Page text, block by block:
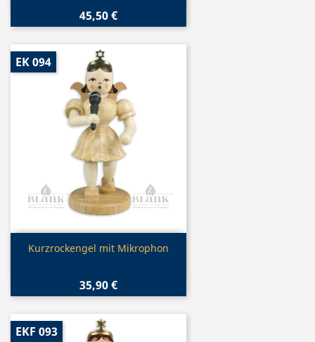
45,50 €
Vorschau
Kurzrockengel mit Mikrophon
35,90 €
EK 094
EKF 093